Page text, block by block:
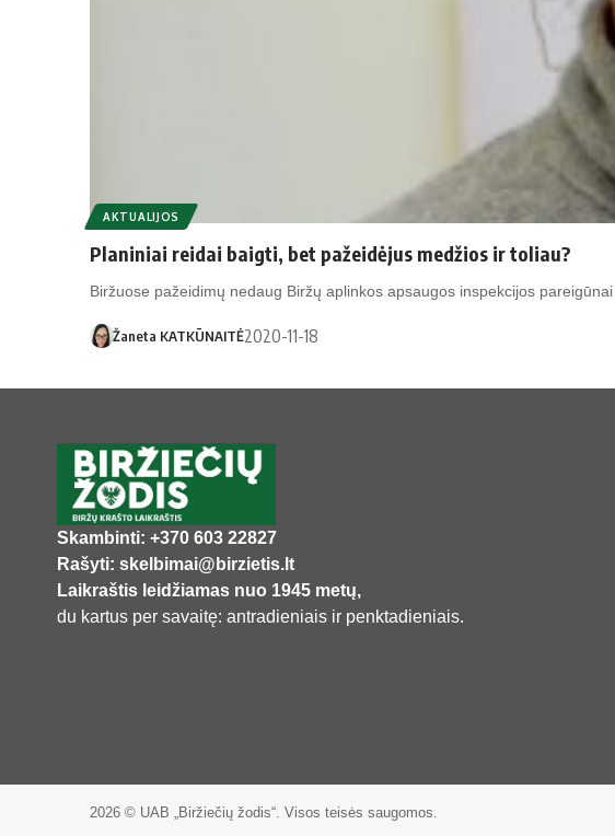
AKTUALIJOS
Planiniai reidai baigti, bet pažeidėjus medžios ir toliau?
Biržuose pažeidimų nedaug Biržų aplinkos apsaugos inspekcijos
Žaneta KATKŪNAITĖ2020-11-18
Skambinti: +370 603 22827
Rašyti: skelbimai@birzietis.lt
Laikraštis leidžiamas nuo 1945 metų,
du kartus per savaitę: antradieniais ir penktadieniais.
2026 © UAB „Biržiečių žodis“. Visos teisės saugomos.